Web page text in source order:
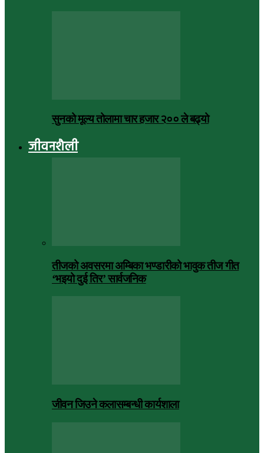
सुनको मूल्य तोलामा चार हजार २०० ले बढ्यो
जीवनशैली
तीजको अवसरमा अम्बिका भण्डारीको भावुक तीज गीत
‘भइयो दुई तिर’ सार्वजनिक
जीवन जिउने कलासम्बन्धी कार्यशाला